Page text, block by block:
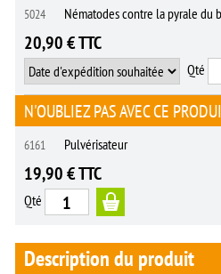
5024 Nématodes contre la pyrale du
20,90 € TTC
Qté
N'OUBLIEZ PAS AVEC CE
6161 Pulvérisateur
19,90 € TTC
Qté
Description du produit